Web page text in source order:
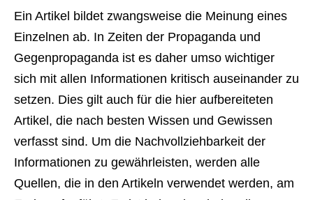
Ein Artikel bildet zwangsweise die Meinung eines
Einzelnen ab. In Zeiten der Propaganda und
Gegenpropaganda ist es daher umso wichtiger
sich mit allen Informationen kritisch auseinander zu
setzen. Dies gilt auch für die hier aufbereiteten
Artikel, die nach besten Wissen und Gewissen
verfasst sind. Um die Nachvollziehbarkeit der
Informationen zu gewährleisten, werden alle
Quellen, die in den Artikeln verwendet werden, am